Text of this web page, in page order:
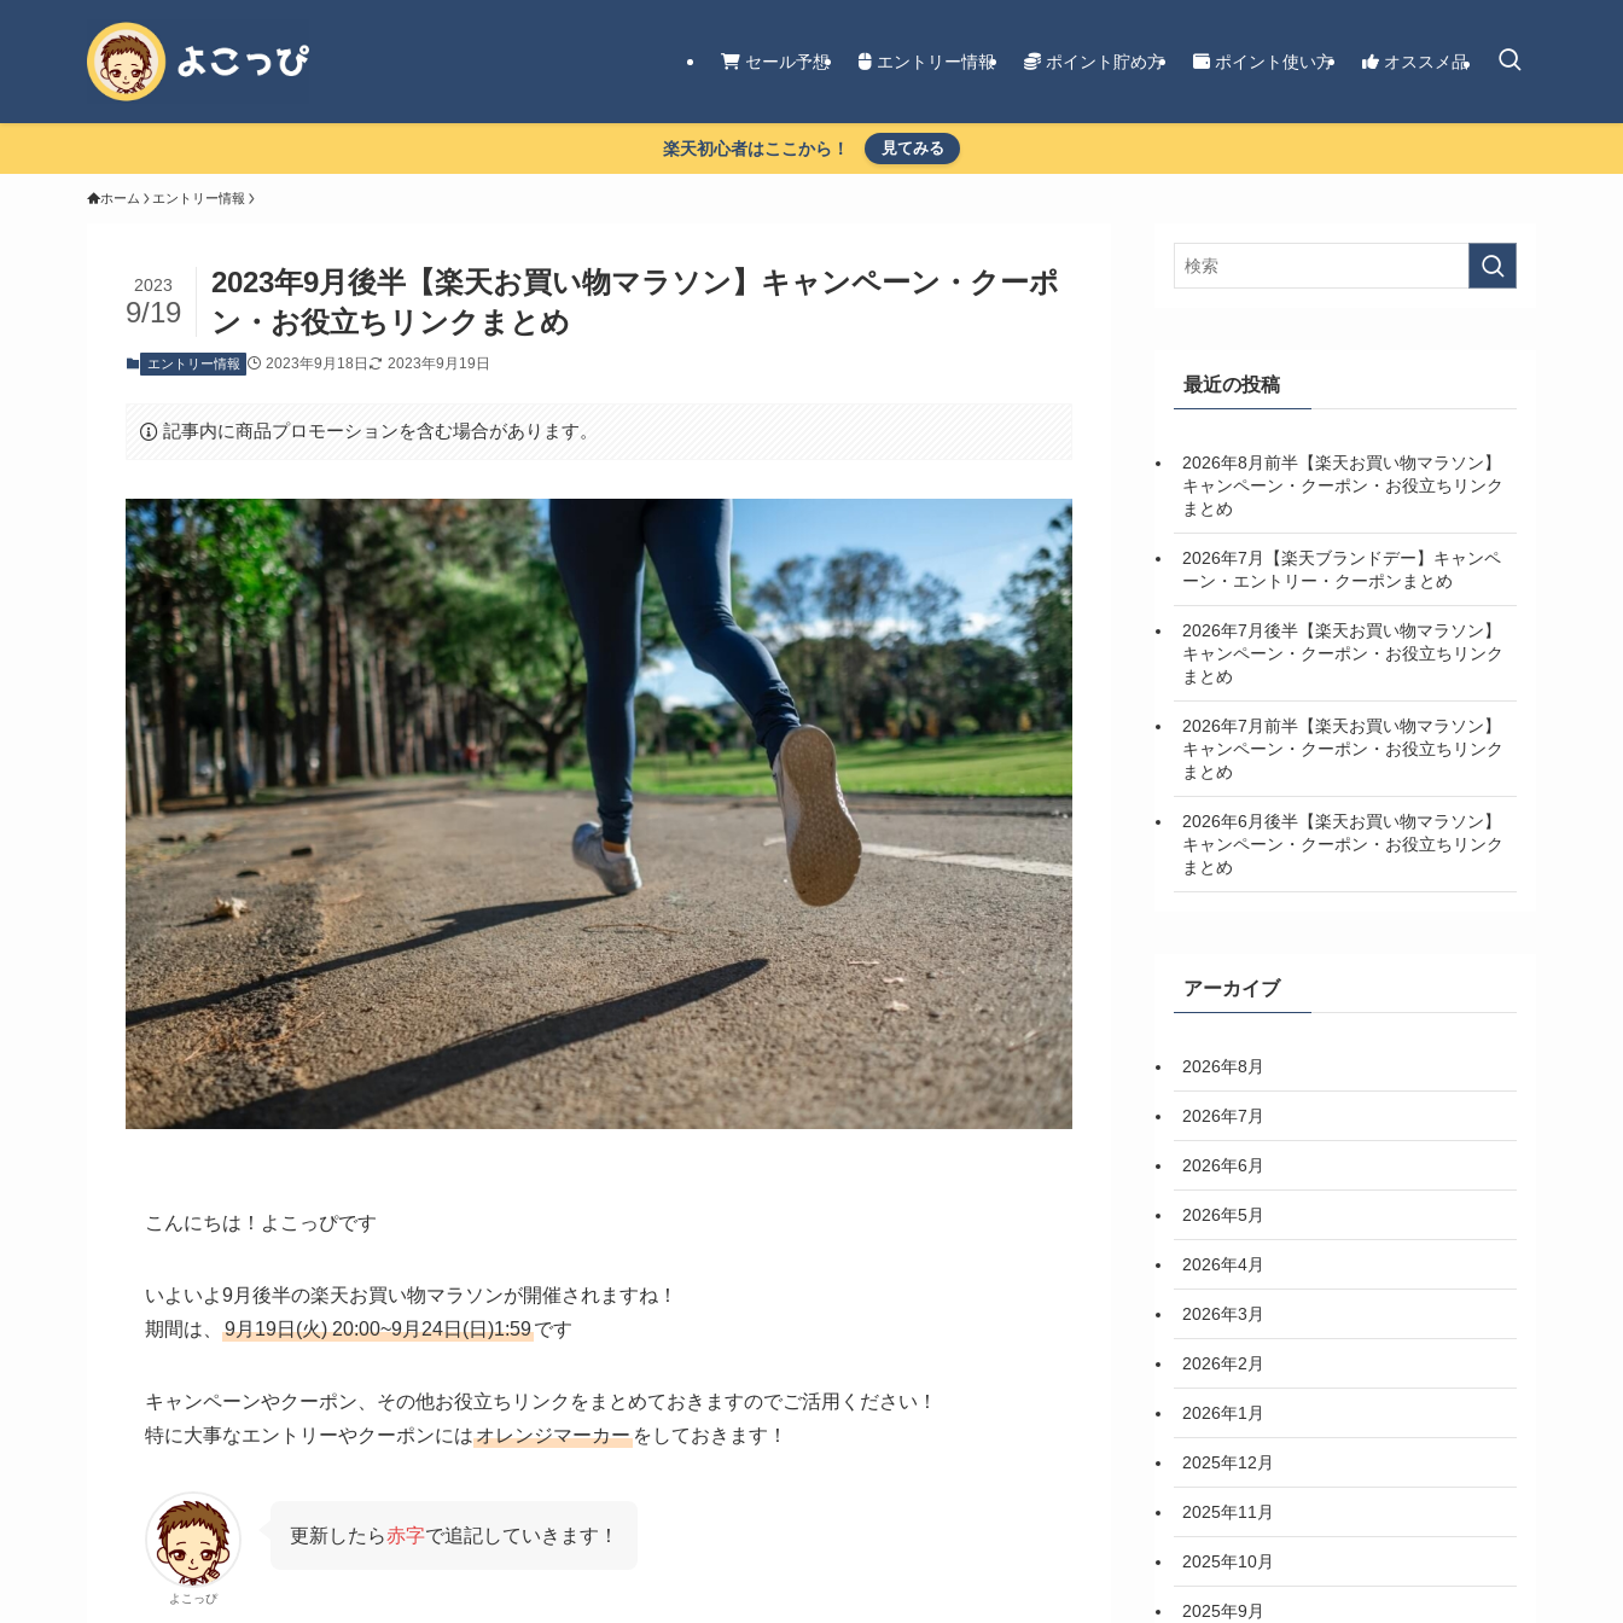
セール予想 エントリー情報 ポイント貯め方 ポイント使い方 オススメ品
楽天初心者はここから！ 見てみる
ホーム エントリー情報
2023年9月後半【楽天お買い物マラソン】キャンペーン・クーポ
ン・お役立ちリンクまとめ
2023
9/19
エントリー情報 2023年9月18日 2023年9月19日
記事内に商品プロモーションを含む場合があります。
こんにちは！よこっぴです
いよいよ9月後半の楽天お買い物マラソンが開催されますね！
期間は、
9月19日(火) 20:00~9月24日(日)1:59です
キャンペーンやクーポン、その他お役立ちリンクをまとめておきますのでご活用ください！
特に大事なエントリーやクーポンにはオレンジマーカー をしておきます！
よこっぴ
更新したら赤字で追記していきます！
最近の投稿
2026年8月前半【楽天お買い物マラソン】
キャンペーン・クーポン・お役立ちリンク
まとめ
2026年7月【楽天ブランドデー】キャンペ
ーン・エントリー・クーポンまとめ
2026年7月後半【楽天お買い物マラソン】
キャンペーン・クーポン・お役立ちリンク
まとめ
2026年7月前半【楽天お買い物マラソン】
キャンペーン・クーポン・お役立ちリンク
まとめ
2026年6月後半【楽天お買い物マラソン】
キャンペーン・クーポン・お役立ちリンク
まとめ
アーカイブ
2026年8月
2026年7月
2026年6月
2026年5月
2026年4月
2026年3月
2026年2月
2026年1月
2025年12月
2025年11月
2025年10月
2025年9月